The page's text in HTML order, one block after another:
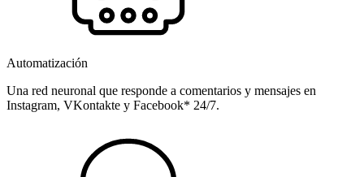
Automatización
Una red neuronal que responde a comentarios y mensajes en
Instagram, VKontakte y Facebook* 24/7.